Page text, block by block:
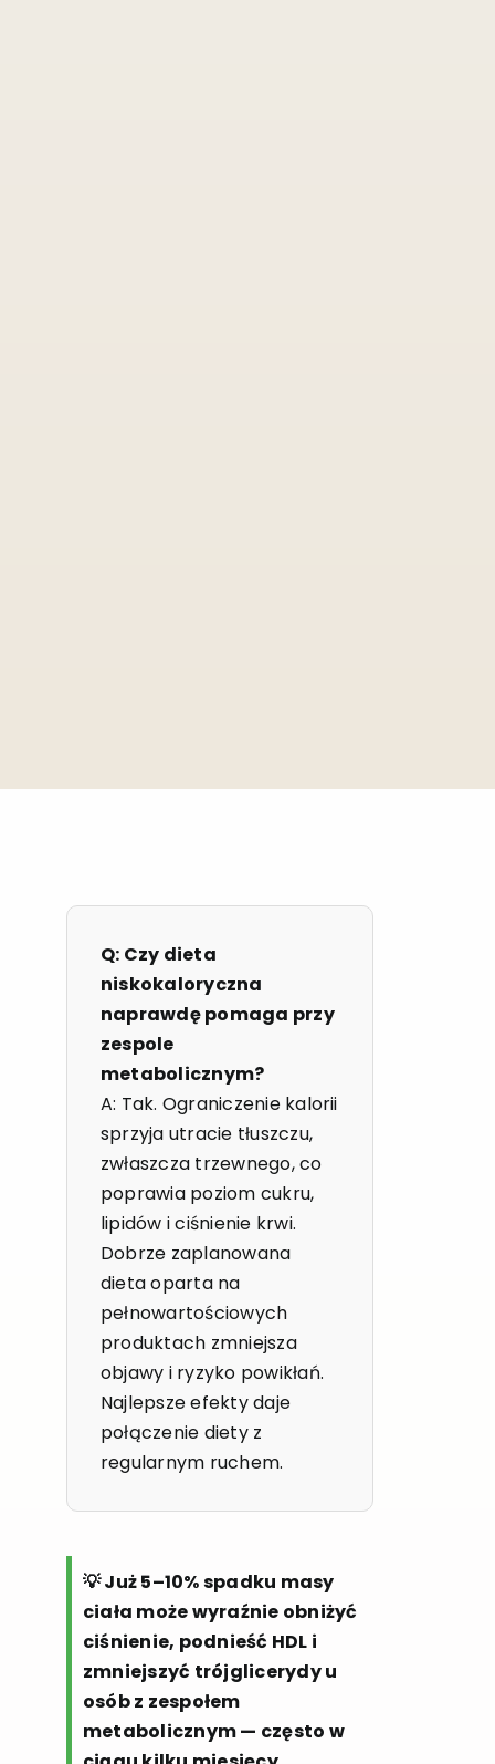
Q: Czy dieta
niskokaloryczna
naprawdę pomaga przy
zespole
metabolicznym?
A: Tak. Ograniczenie kalorii
sprzyja utracie tłuszczu,
zwłaszcza trzewnego, co
poprawia poziom cukru,
lipidów i ciśnienie krwi.
Dobrze zaplanowana
dieta oparta na
pełnowartościowych
produktach zmniejsza
objawy i ryzyko powikłań.
Najlepsze efekty daje
połączenie diety z
regularnym ruchem.
💡 Już 5–10% spadku masy
ciała może wyraźnie obniżyć
ciśnienie, podnieść HDL i
zmniejszyć trójglicerydy u
osób z zespołem
metabolicznym — często w